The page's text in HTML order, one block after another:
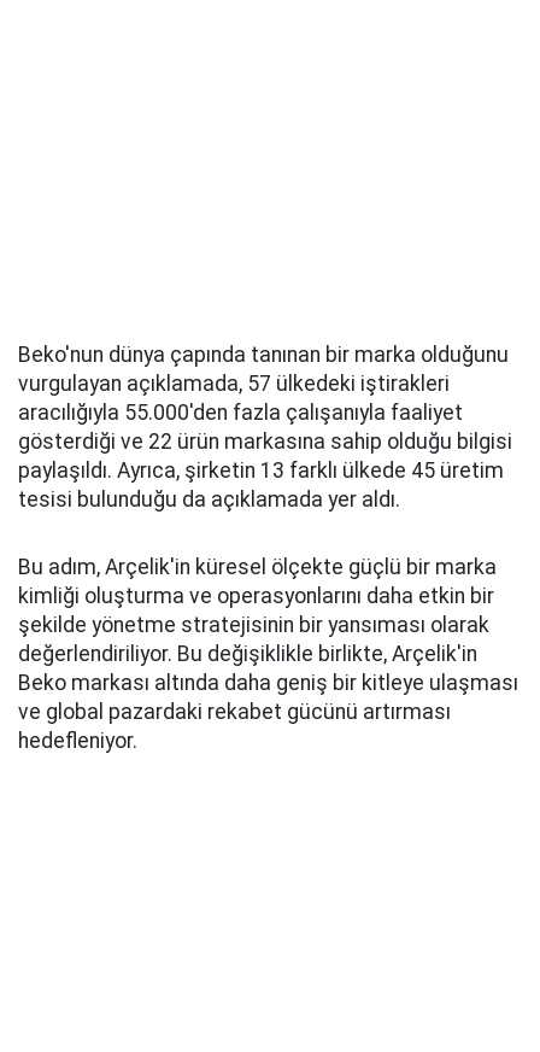
Beko'nun dünya çapında tanınan bir marka olduğunu
vurgulayan açıklamada, 57 ülkedeki iştirakleri
aracılığıyla 55.000'den fazla çalışanıyla faaliyet
gösterdiği ve 22 ürün markasına sahip olduğu bilgisi
paylaşıldı. Ayrıca, şirketin 13 farklı ülkede 45 üretim
tesisi bulunduğu da açıklamada yer aldı.
Bu adım, Arçelik'in küresel ölçekte güçlü bir marka
kimliği oluşturma ve operasyonlarını daha etkin bir
şekilde yönetme stratejisinin bir yansıması olarak
değerlendiriliyor. Bu değişiklikle birlikte, Arçelik'in
Beko markası altında daha geniş bir kitleye ulaşması
ve global pazardaki rekabet gücünü artırması
hedefleniyor.